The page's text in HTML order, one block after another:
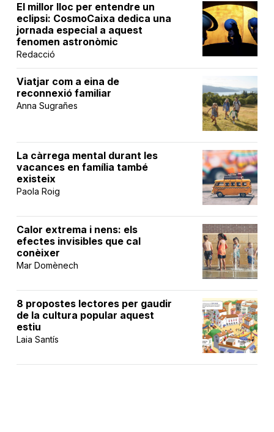
El millor lloc per entendre un
eclipsi: CosmoCaixa dedica una
jornada especial a aquest
fenomen astronòmic
Redacció
Viatjar com a eina de
reconnexió familiar
Anna Sugrañes
La càrrega mental durant les
vacances en família també
existeix
Paola Roig
Calor extrema i nens: els
efectes invisibles que cal
conèixer
Mar Domènech
8 propostes lectores per gaudir
de la cultura popular aquest
estiu
Laia Santís